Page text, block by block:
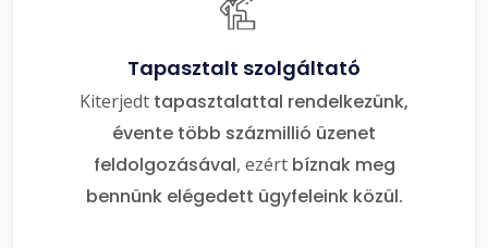
Tapasztalt szolgáltató
Kiterjedt tapasztalattal rendelkezünk,
évente több százmillió üzenet
feldolgozásával, ezért bíznak meg
bennünk elégedett ügyfeleink közül.